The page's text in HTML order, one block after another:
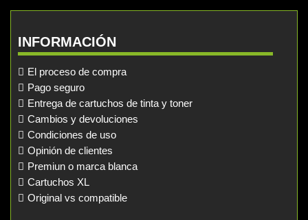
INFORMACIÓN
El proceso de compra
Pago seguro
Entrega de cartuchos de tinta y toner
Cambios y devoluciones
Condiciones de uso
Opinión de clientes
Premiun o marca blanca
Cartuchos XL
Original vs compatible